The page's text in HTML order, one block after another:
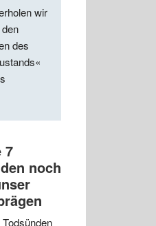
wir
des
7
noch